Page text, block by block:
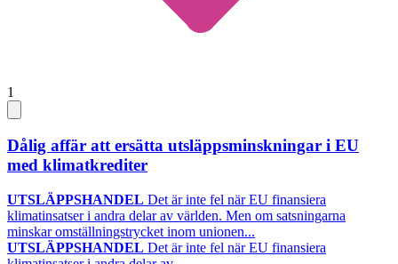
1
Dålig affär att ersätta utsläppsminskningar i EU
med klimatkrediter
UTSLÄPPSHANDEL Det är inte fel när EU finansiera
klimatinsatser i andra delar av världen. Men om satsningarna
minskar omställningstrycket inom unionen...
UTSLÄPPSHANDEL Det är inte fel när EU finansiera